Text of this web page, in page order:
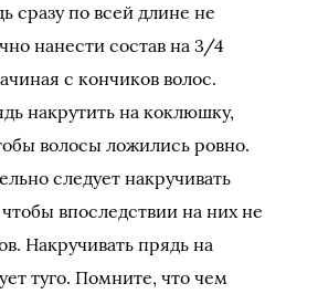
сразу по всей длине не
нанести состав на 3/4
с кончиков волос.
накрутить на коклюшку,
волосы ложились ровно.
следует накручивать
впоследствии на них не
Накручивать прядь на
туго. Помните, что чем